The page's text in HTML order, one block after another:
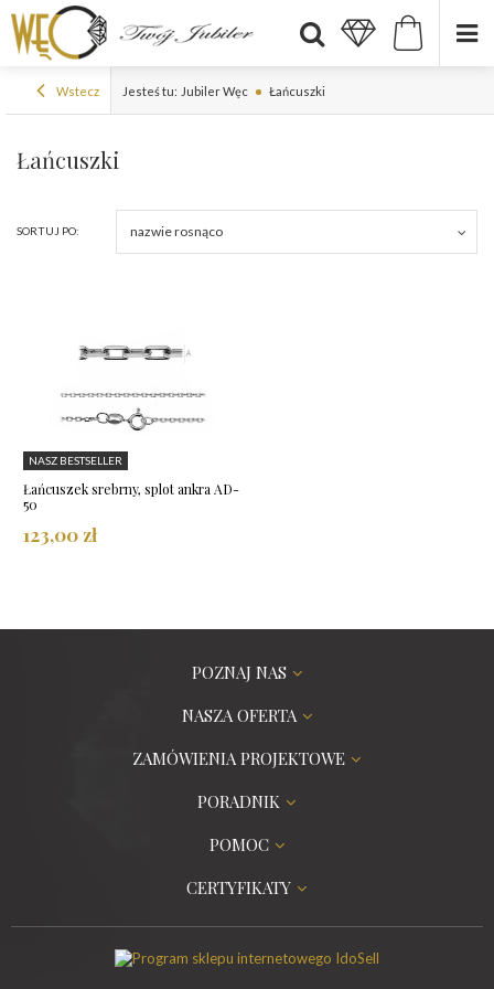
Wstecz Jesteś tu: Jubiler Węc Łańcuszki
Łańcuszki
SORTUJ PO: nazwie rosnąco
NASZ BESTSELLER
Łańcuszek srebrny, splot ankra AD-
50
123,00 zł
POZNAJ NAS
NASZA OFERTA
ZAMÓWIENIA PROJEKTOWE
PORADNIK
POMOC
CERTYFIKATY